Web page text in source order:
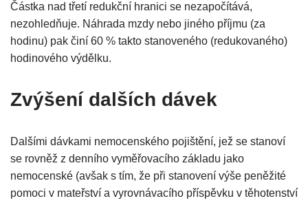
Částka nad třetí redukční hranici se nezapočítává,
nezohledňuje. Náhrada mzdy nebo jiného příjmu (za
hodinu) pak činí 60 % takto stanoveného (redukovaného)
hodinového výdělku.
Zvýšení dalších dávek
Dalšími dávkami nemocenského pojištění, jež se stanoví
se rovněž z denního vyměřovacího základu jako
nemocenské (avšak s tím, že při stanovení výše peněžité
pomoci v mateřství a vyrovnávacího příspěvku v těhotenství